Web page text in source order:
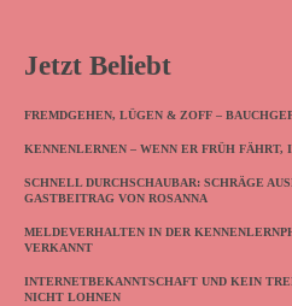
Jetzt Beliebt
FREMDGEHEN, LÜGEN & ZOFF –
KENNENLERNEN – WENN ER FRÜH FÄHRT,
SCHNELL DURCHSCHAUBAR: SCHRÄGE
GASTBEITRAG VON ROSANNA
MELDEVERHALTEN IN DER
VERKANNT
INTERNETBEKANNTSCHAFT UND KEIN
NICHT LOHNEN